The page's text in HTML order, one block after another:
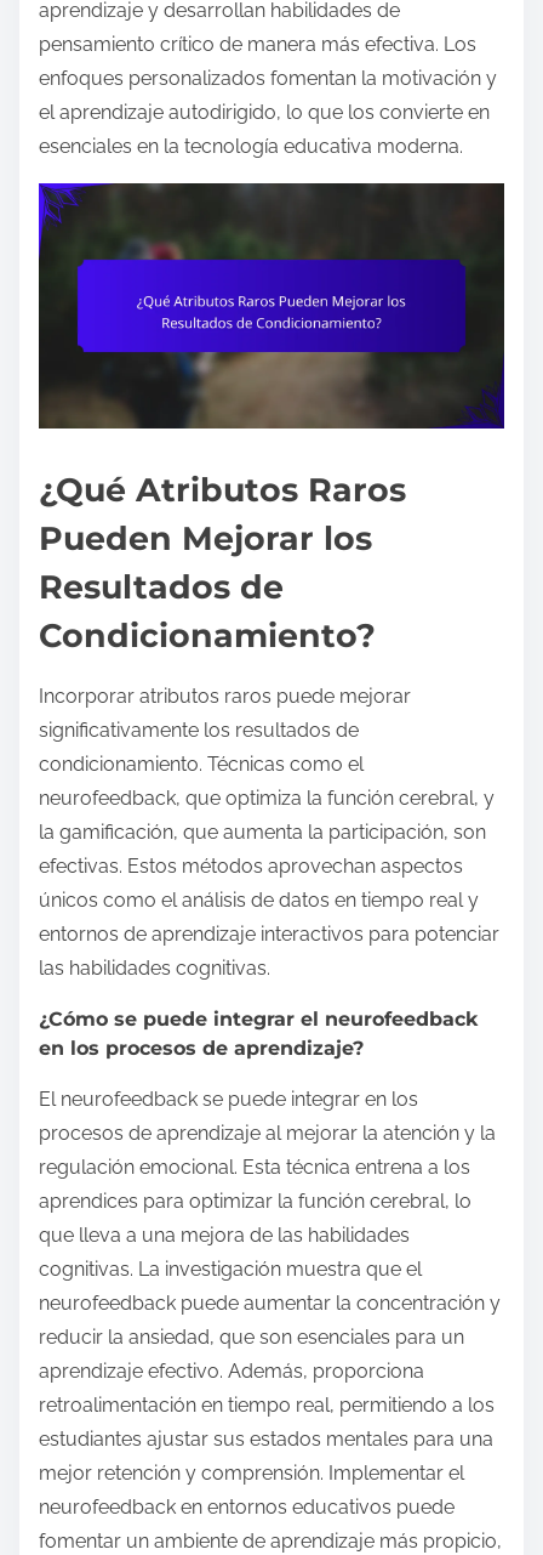
aprendizaje y desarrollan habilidades de
pensamiento crítico de manera más efectiva. Los
enfoques personalizados fomentan la motivación y
el aprendizaje autodirigido, lo que los convierte en
esenciales en la tecnología educativa moderna.
¿Qué Atributos Raros
Pueden Mejorar los
Resultados de
Condicionamiento?
Incorporar atributos raros puede mejorar
significativamente los resultados de
condicionamiento. Técnicas como el
neurofeedback, que optimiza la función cerebral, y
la gamificación, que aumenta la participación, son
efectivas. Estos métodos aprovechan aspectos
únicos como el análisis de datos en tiempo real y
entornos de aprendizaje interactivos para potenciar
las habilidades cognitivas.
¿Cómo se puede integrar el neurofeedback
en los procesos de aprendizaje?
El neurofeedback se puede integrar en los
procesos de aprendizaje al mejorar la atención y la
regulación emocional. Esta técnica entrena a los
aprendices para optimizar la función cerebral, lo
que lleva a una mejora de las habilidades
cognitivas. La investigación muestra que el
neurofeedback puede aumentar la concentración y
reducir la ansiedad, que son esenciales para un
aprendizaje efectivo. Además, proporciona
retroalimentación en tiempo real, permitiendo a los
estudiantes ajustar sus estados mentales para una
mejor retención y comprensión. Implementar el
neurofeedback en entornos educativos puede
fomentar un ambiente de aprendizaje más propicio,